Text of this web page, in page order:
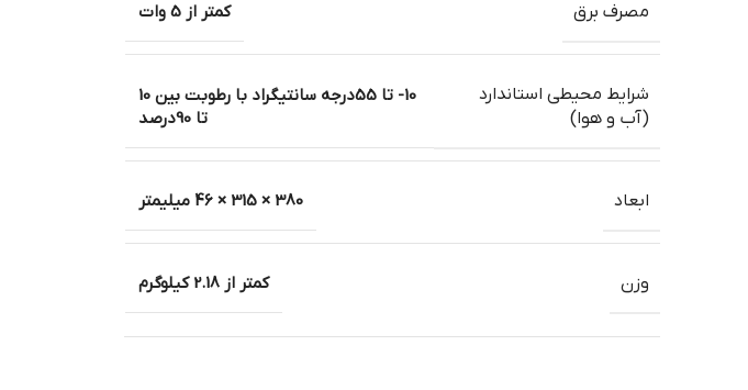
مصرف برق کمتر از 5 وات
شرایط محیطی استاندارد
(آب و هوا)
10- تا 55درجه سانتیگراد با رطوبت بین 10
تا 90درصد
ابعاد 380 × 315 × 46 میلیمتر
وزن کمتر از 2.18 کیلوگرم